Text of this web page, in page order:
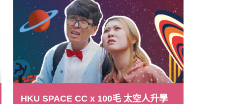
HKU SPACE CC x 100毛 太空人升學